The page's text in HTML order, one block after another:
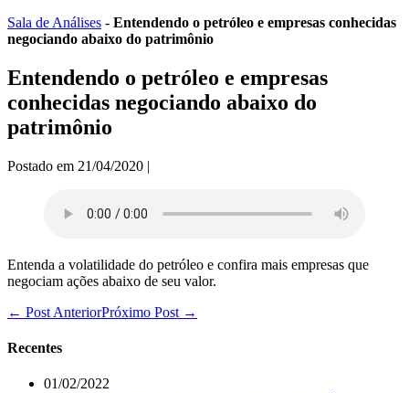
Ir
para
conteúdo
Sala de Análises - Entendendo o petróleo e empresas conhecidas
negociando abaixo do patrimônio
Entendendo o petróleo e empresas
conhecidas negociando abaixo do
patrimônio
Postado em 21/04/2020 |
Entenda a volatilidade do petróleo e confira mais empresas que
negociam ações abaixo de seu valor.
Navegação
post
← Post AnteriorPróximo Post →
Recentes
01/02/2022